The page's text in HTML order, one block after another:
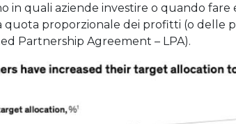
in quali aziende investire o quando fare
quota proporzionale dei profitti (o delle
Partnership Agreement – LPA).